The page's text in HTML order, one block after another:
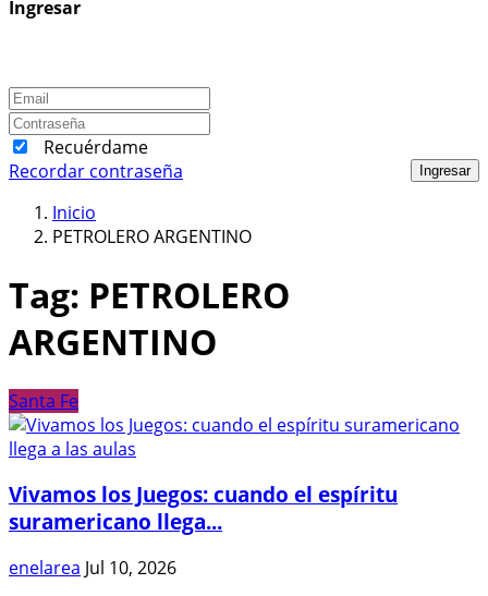
Ingresar
Recuérdame
Ingresar
Recordar contraseña
Inicio
PETROLERO ARGENTINO
Tag: PETROLERO
ARGENTINO
Santa Fe
Vivamos los Juegos: cuando el espíritu
suramericano llega...
enelarea Jul 10, 2026